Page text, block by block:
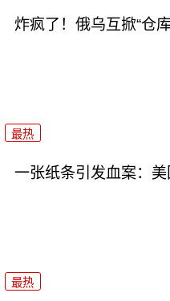
炸疯了！俄乌互掀“仓
最热
一张纸条引发血案：美
最热